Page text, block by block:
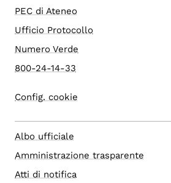
PEC di Ateneo
Ufficio Protocollo
Numero Verde
800-24-14-33
Config. cookie
Albo ufficiale
Amministrazione trasparente
Atti di notifica